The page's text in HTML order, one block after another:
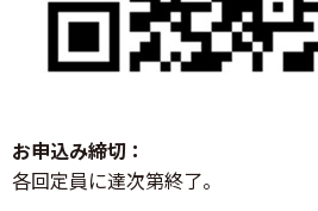
お申込み締切：
各回定員に達次第終了。